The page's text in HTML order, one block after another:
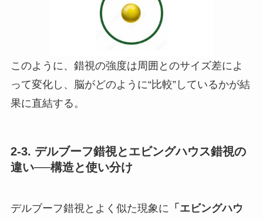
このように、錯視の強度は周囲とのサイズ差によ
って変化し、脳がどのように“比較”しているかが結
果に直結する。
2-3. デルブーフ錯視とエビングハウス錯視の
違い──構造と使い分け
デルブーフ錯視とよく似た現象に 「エビングハウ